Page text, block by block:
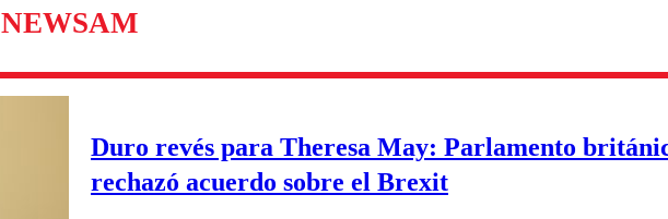
NEWSAM
Duro revés para Theresa May: Parlamento
rechazó acuerdo sobre el Brexit